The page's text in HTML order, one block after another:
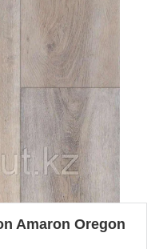
Amaron Oregon